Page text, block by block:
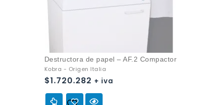
Destructora de papel – AF.2 Compactor
Kobra - Origen Italia
$1.720.282 + iva